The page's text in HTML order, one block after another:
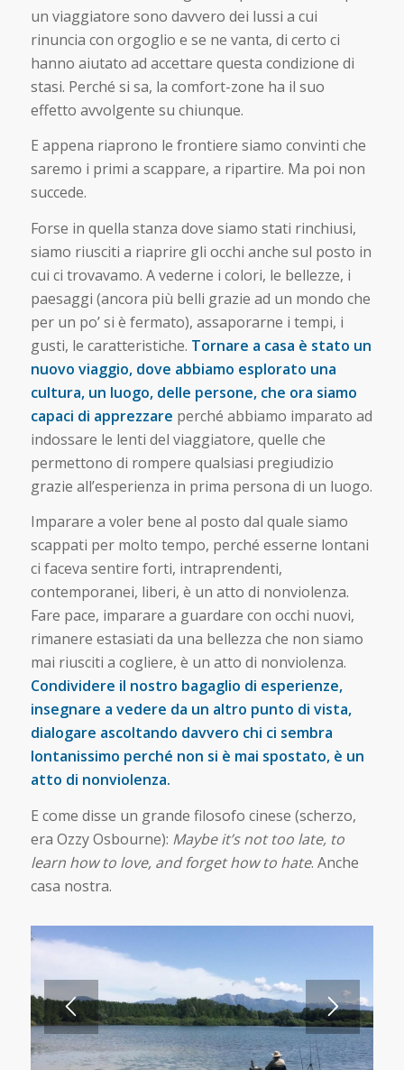
un viaggiatore sono davvero dei lussi a cui
rinuncia con orgoglio e se ne vanta, di certo ci
hanno aiutato ad accettare questa condizione di
stasi. Perché si sa, la comfort-zone ha il suo
effetto avvolgente su chiunque.
E appena riaprono le frontiere siamo convinti che
saremo i primi a scappare, a ripartire. Ma poi non
succede.
Forse in quella stanza dove siamo stati rinchiusi,
siamo riusciti a riaprire gli occhi anche sul posto in
cui ci trovavamo. A vederne i colori, le bellezze, i
paesaggi (ancora più belli grazie ad un mondo che
per un po’ si è fermato), assaporarne i tempi, i
gusti, le caratteristiche. Tornare a casa è stato un
nuovo viaggio, dove abbiamo esplorato una
cultura, un luogo, delle persone, che ora siamo
capaci di apprezzare perché abbiamo imparato ad
indossare le lenti del viaggiatore, quelle che
permettono di rompere qualsiasi pregiudizio
grazie all’esperienza in prima persona di un luogo.
Imparare a voler bene al posto dal quale siamo
scappati per molto tempo, perché esserne lontani
ci faceva sentire forti, intraprendenti,
contemporanei, liberi, è un atto di nonviolenza.
Fare pace, imparare a guardare con occhi nuovi,
rimanere estasiati da una bellezza che non siamo
mai riusciti a cogliere, è un atto di nonviolenza.
Condividere il nostro bagaglio di esperienze,
insegnare a vedere da un altro punto di vista,
dialogare ascoltando davvero chi ci sembra
lontanissimo perché non si è mai spostato, è un
atto di nonviolenza.
E come disse un grande filosofo cinese (scherzo,
era Ozzy Osbourne): Maybe it’s not too late, to
learn how to love, and forget how to hate. Anche
casa nostra.